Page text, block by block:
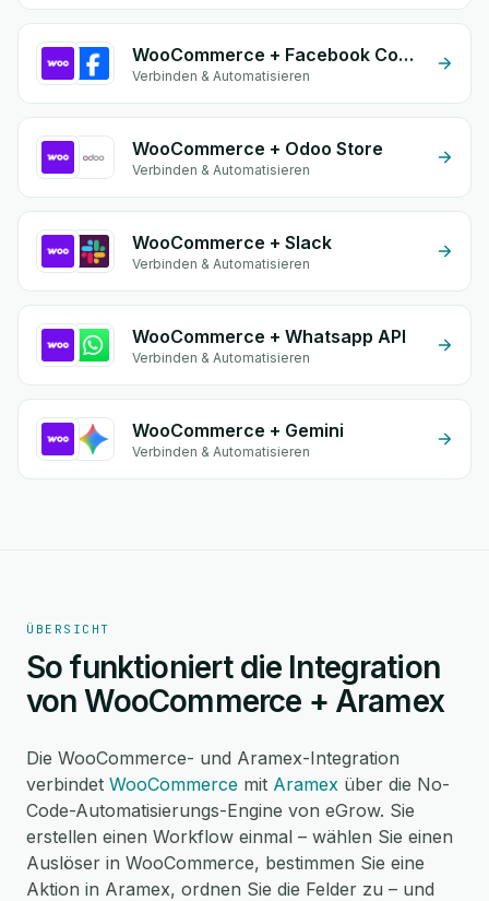
WooCommerce + Facebook Comments
Verbinden & Automatisieren
WooCommerce + Odoo Store
Verbinden & Automatisieren
WooCommerce + Slack
Verbinden & Automatisieren
WooCommerce + Whatsapp API
Verbinden & Automatisieren
WooCommerce + Gemini
Verbinden & Automatisieren
ÜBERSICHT
So funktioniert die Integration
von WooCommerce + Aramex
Die WooCommerce- und Aramex-Integration
verbindet WooCommerce mit Aramex über die No-
Code-Automatisierungs-Engine von eGrow. Sie
erstellen einen Workflow einmal – wählen Sie einen
Auslöser in WooCommerce, bestimmen Sie eine
Aktion in Aramex, ordnen Sie die Felder zu – und